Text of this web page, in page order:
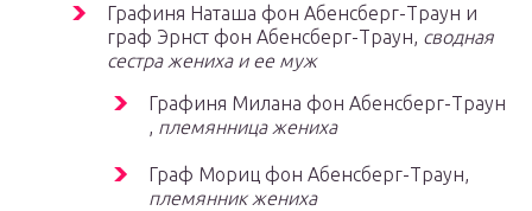
Графиня Наташа фон Абенсберг-Траун и
граф Эрнст фон Абенсберг-Траун, сводная
сестра жениха и ее муж
Графиня Милана фон Абенсберг-Траун
, племянница жениха
Граф Мориц фон Абенсберг-Траун,
племянник жениха